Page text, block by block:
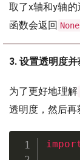
取了x轴和y轴
函数会返回 None
3. 设置透明度并
为了更好地理解
透明度，然后再